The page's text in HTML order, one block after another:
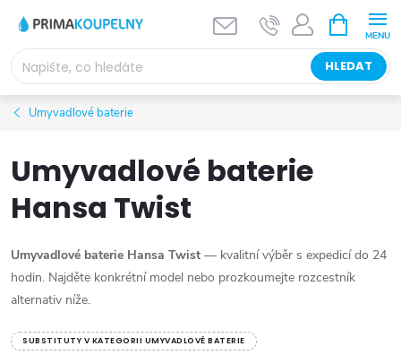
obsah
HLEDAT
NÁKUPNÍ
KOŠÍK
Umyvadlové baterie
Umyvadlové baterie
Hansa Twist
Umyvadlové baterie Hansa Twist — kvalitní výběr s expedicí do 24
hodin. Najděte konkrétní model nebo prozkoumejte rozcestník
alternativ níže.
SUBSTITUTY V KATEGORII UMYVADLOVÉ BATERIE